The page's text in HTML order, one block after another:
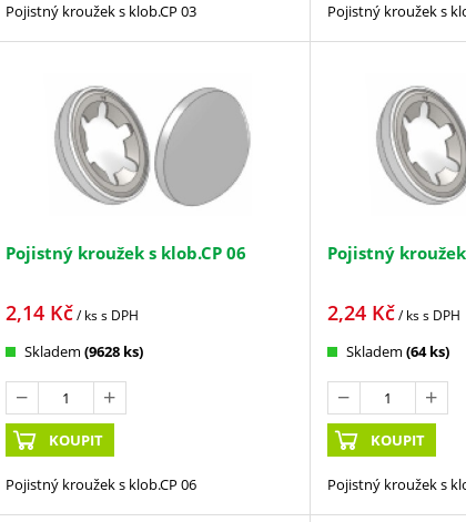
Pojistný kroužek s klob.CP 03 Pojistný kroužek s
Pojistný kroužek s klob.CP 06
2,14Kč/ kss DPH
Skladem (9628 ks)
KOUPIT
Pojistný kroužek s klob.CP 06
Pojistný
2,24Kč/ kss DPH
Skladem (64 ks)
KOUPIT
Pojistný kroužek s